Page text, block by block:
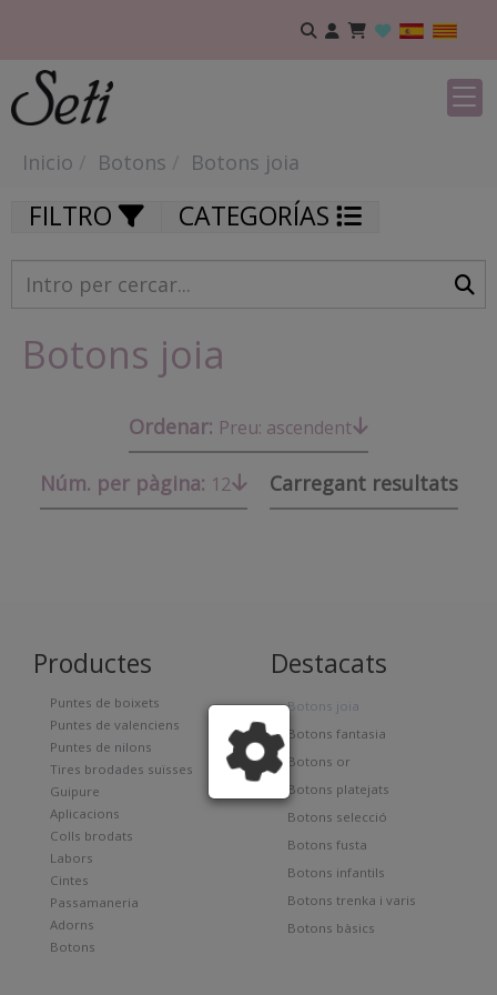
Inicio Botons Botons joia
FILTRO CATEGORÍAS
Botons joia
Ordenar: Preu: ascendent
Núm. per pàgina: 12 Carregant resultats
Productes
Puntes de boixets
Puntes de valenciens
Puntes de nilons
Tires brodades suïsses
Guipure
Aplicacions
Colls brodats
Labors
Cintes
Passamaneria
Adorns
Botons
Destacats
Botons joia
Botons fantasia
Botons or
Botons platejats
Botons selecció
Botons fusta
Botons infantils
Botons trenka i varis
Botons bàsics